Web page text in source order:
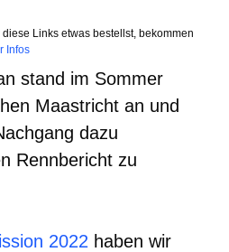
Links etwas bestellst, bekommen
Infos
stand im Sommer
Maastricht an und
dazu
Rennbericht zu
2022 haben wir